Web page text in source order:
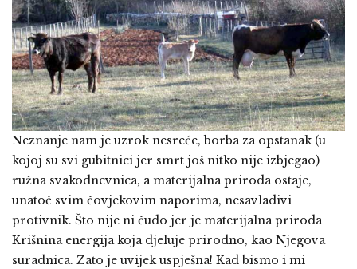
Neznanje nam je uzrok nesreće, borba za opstanak (u
kojoj su svi gubitnici jer smrt još nitko nije izbjegao)
ružna svakodnevnica, a materijalna priroda ostaje,
unatoč svim čovjekovim naporima, nesavladivi
protivnik. Što nije ni čudo jer je materijalna priroda
Krišnina energija koja djeluje prirodno, kao Njegova
suradnica. Zato je uvijek uspješna! Kad bismo i mi